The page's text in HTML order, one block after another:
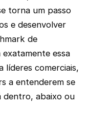
torna um passo
e desenvolver
de
essa
líderes comerciais,
a entenderem se
dentro, abaixo ou